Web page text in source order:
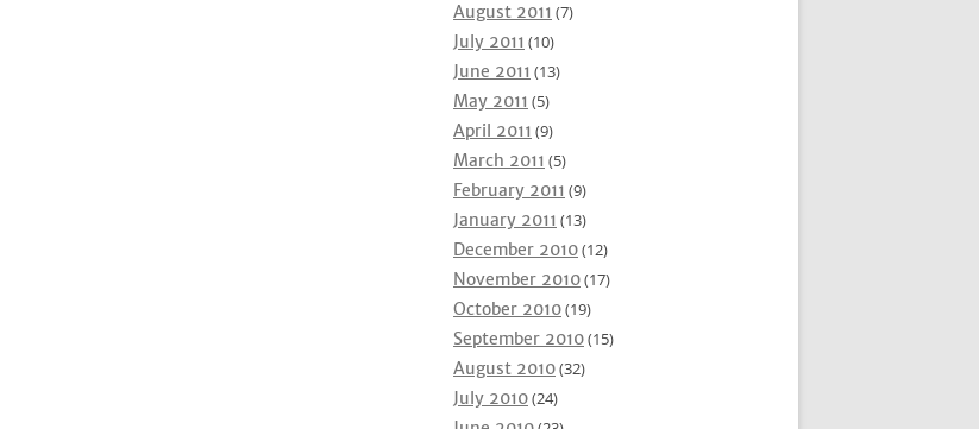
August 2011 (7)
July 2011 (10)
June 2011 (13)
May 2011 (5)
April 2011 (9)
March 2011 (5)
February 2011 (9)
January 2011 (13)
December 2010(12)
November 2010(17)
October 2010(19)
September 2010(15)
August 2010(32)
July 2010(24)